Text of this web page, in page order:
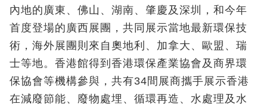
內地的廣東、佛山、湖南、肇慶及深圳，和今年
首度登場的廣西展團，共同展示當地最新環保技
術，海外展團則來自奧地利、加拿大、歐盟、瑞
士等地。香港館得到香港環保產業協會及商界環
保協會等機構參與，共有34間展商攜手展示香港
在減廢節能、廢物處埋、循環再造、水處理及水